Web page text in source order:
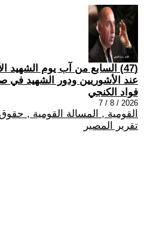
(47) السابع من آب يوم الشهيد
عند الأشوريين ودور الشهيد في
فواد الكنجي
2026 / 8 / 7
القومية , المسالة القومية ,
تقرير المصير